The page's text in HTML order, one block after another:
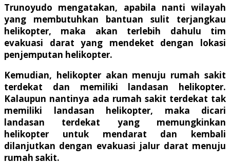
Trunoyudo mengatakan, apabila nanti wilayah
yang membutuhkan bantuan sulit terjangkau
helikopter, maka akan terlebih dahulu tim
evakuasi darat yang mendeket dengan lokasi
penjemputan helikopter.
Kemudian, helikopter akan menuju rumah sakit
terdekat dan memiliki landasan helikopter.
Kalaupun nantinya ada rumah sakit terdekat tak
memiliki landasan helikopter, maka dicari
landasan terdekat yang memungkinkan
helikopter untuk mendarat dan kembali
dilanjutkan dengan evakuasi jalur darat menuju
rumah sakit.